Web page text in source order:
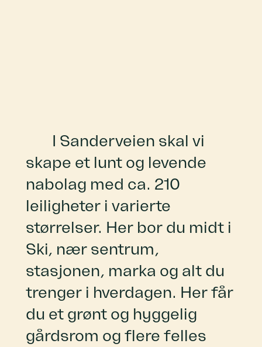
I Sanderveien skal vi
skape et lunt og levende
nabolag med ca. 210
leiligheter i varierte
størrelser. Her bor du midt i
Ski, nær sentrum,
stasjonen, marka og alt du
trenger i hverdagen. Her får
du et grønt og hyggelig
gårdsrom og flere felles